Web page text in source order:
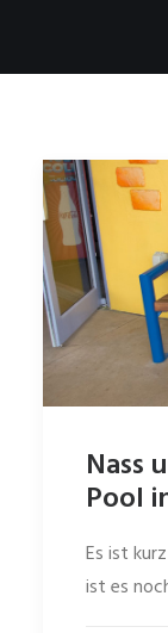
Nass
Pool
Es ist
ist es